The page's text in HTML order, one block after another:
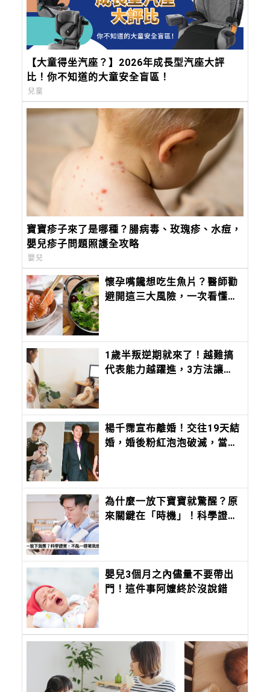
【大童得坐汽座？】2026年成長型汽座大評
比！你不知道的大童安全盲區！
兒童
寶寶疹子來了是哪種？腸病毒、玫瑰疹、水痘，
嬰兒疹子問題照護全攻略
嬰兒
懷孕嘴饞想吃生魚片？醫師勸
避開這三大風險，一次看懂中
1歲半叛逆期就來了！越難搞
代表能力越躍進，3方法讓孩
楊千霈宣布離婚！交往19天結
婚，婚後粉紅泡泡破滅，當時
會過生活。」
為什麼一放下寶寶就驚醒？原
來關鍵在「時機」！科學證
嬰兒3個月之內儘量不要帶出
門！這件事阿嬤終於沒說錯